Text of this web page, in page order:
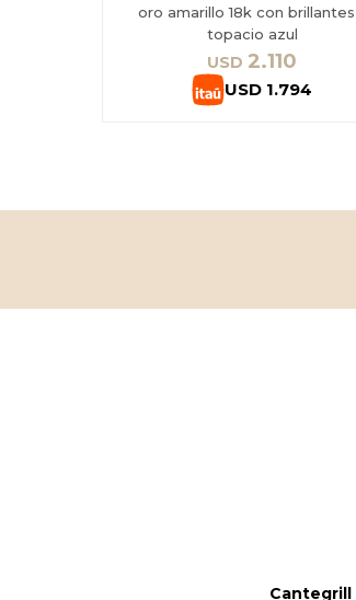
oro amarillo 18k con
topacio azul
USD 2.110
USD 1.794
Cantegrill